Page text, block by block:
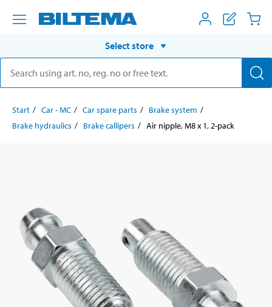
Select store
Start Car - MC Car spare parts
Brake system
Brake hydraulics
Brake callipers Air nipple, M8 x 1, 2-pack